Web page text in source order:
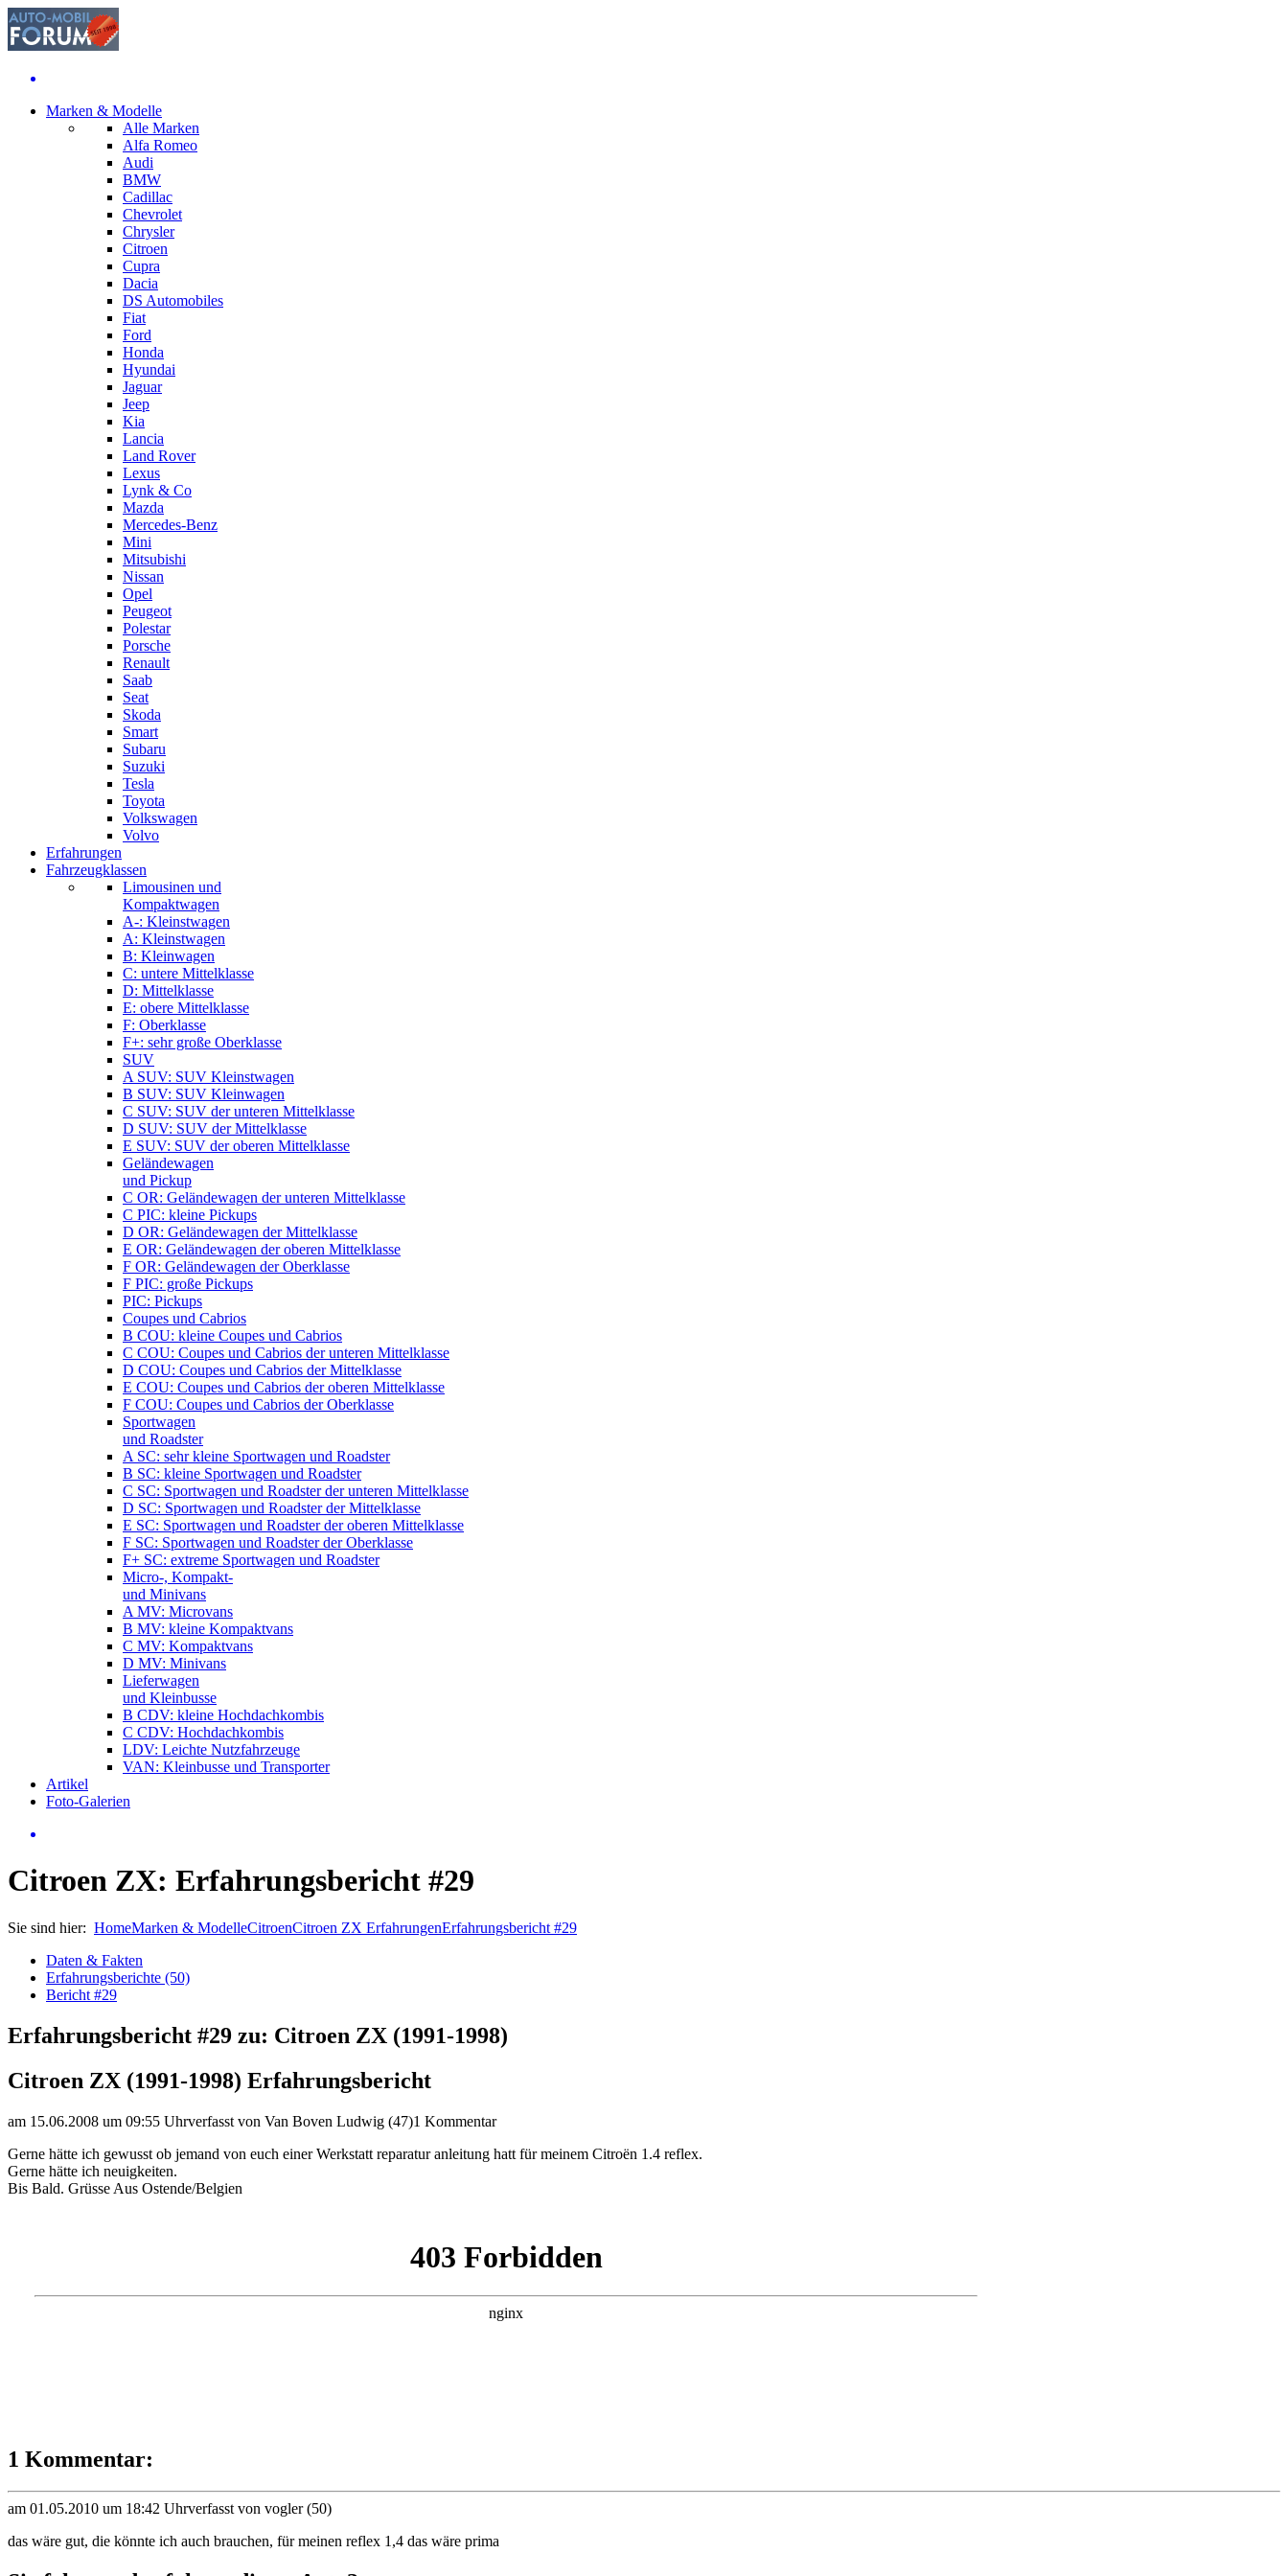
Marken & Modelle
Alle Marken
Alfa Romeo
Audi
BMW
Cadillac
Chevrolet
Chrysler
Citroen
Cupra
Dacia
DS Automobiles
Fiat
Ford
Honda
Hyundai
Jaguar
Jeep
Kia
Lancia
Land Rover
Lexus
Lynk & Co
Mazda
Mercedes-Benz
Mini
Mitsubishi
Nissan
Opel
Peugeot
Polestar
Porsche
Renault
Saab
Seat
Skoda
Smart
Subaru
Suzuki
Tesla
Toyota
Volkswagen
Volvo
Erfahrungen
Fahrzeugklassen
Limousinen und
Kompaktwagen
A-: Kleinstwagen
A: Kleinstwagen
B: Kleinwagen
C: untere Mittelklasse
D: Mittelklasse
E: obere Mittelklasse
F: Oberklasse
F+: sehr große Oberklasse
SUV
A SUV: SUV Kleinstwagen
B SUV: SUV Kleinwagen
C SUV: SUV der unteren Mittelklasse
D SUV: SUV der Mittelklasse
E SUV: SUV der oberen Mittelklasse
Geländewagen
und Pickup
C OR: Geländewagen der unteren Mittelklasse
C PIC: kleine Pickups
D OR: Geländewagen der Mittelklasse
E OR: Geländewagen der oberen Mittelklasse
F OR: Geländewagen der Oberklasse
F PIC: große Pickups
PIC: Pickups
Coupes und Cabrios
B COU: kleine Coupes und Cabrios
C COU: Coupes und Cabrios der unteren Mittelklasse
D COU: Coupes und Cabrios der Mittelklasse
E COU: Coupes und Cabrios der oberen Mittelklasse
F COU: Coupes und Cabrios der Oberklasse
Sportwagen
und Roadster
A SC: sehr kleine Sportwagen und Roadster
B SC: kleine Sportwagen und Roadster
C SC: Sportwagen und Roadster der unteren Mittelklasse
D SC: Sportwagen und Roadster der Mittelklasse
E SC: Sportwagen und Roadster der oberen Mittelklasse
F SC: Sportwagen und Roadster der Oberklasse
F+ SC: extreme Sportwagen und Roadster
Micro-, Kompakt-
und Minivans
A MV: Microvans
B MV: kleine Kompaktvans
C MV: Kompaktvans
D MV: Minivans
Lieferwagen
und Kleinbusse
B CDV: kleine Hochdachkombis
C CDV: Hochdachkombis
LDV: Leichte Nutzfahrzeuge
VAN: Kleinbusse und Transporter
Artikel
Foto-Galerien
Citroen ZX: Erfahrungsbericht #29
Sie sind hier: HomeMarken & ModelleCitroenCitroen ZX ErfahrungenErfahrungsbericht #29
Daten & Fakten
Erfahrungsberichte (50)
Bericht #29
Erfahrungsbericht #29 zu: Citroen ZX (1991-1998)
Citroen ZX (1991-1998) Erfahrungsbericht
am 15.06.2008 um 09:55 Uhrverfasst von Van Boven Ludwig (47)1 Kommentar
Gerne hätte ich gewusst ob jemand von euch einer Werkstatt reparatur anleitung hatt für meinem Citroën 1.4 reflex.
Gerne hätte ich neuigkeiten.
Bis Bald. Grüsse Aus Ostende/Belgien
1 Kommentar:
am 01.05.2010 um 18:42 Uhrverfasst von vogler (50)
das wäre gut, die könnte ich auch brauchen, für meinen reflex 1,4 das wäre prima